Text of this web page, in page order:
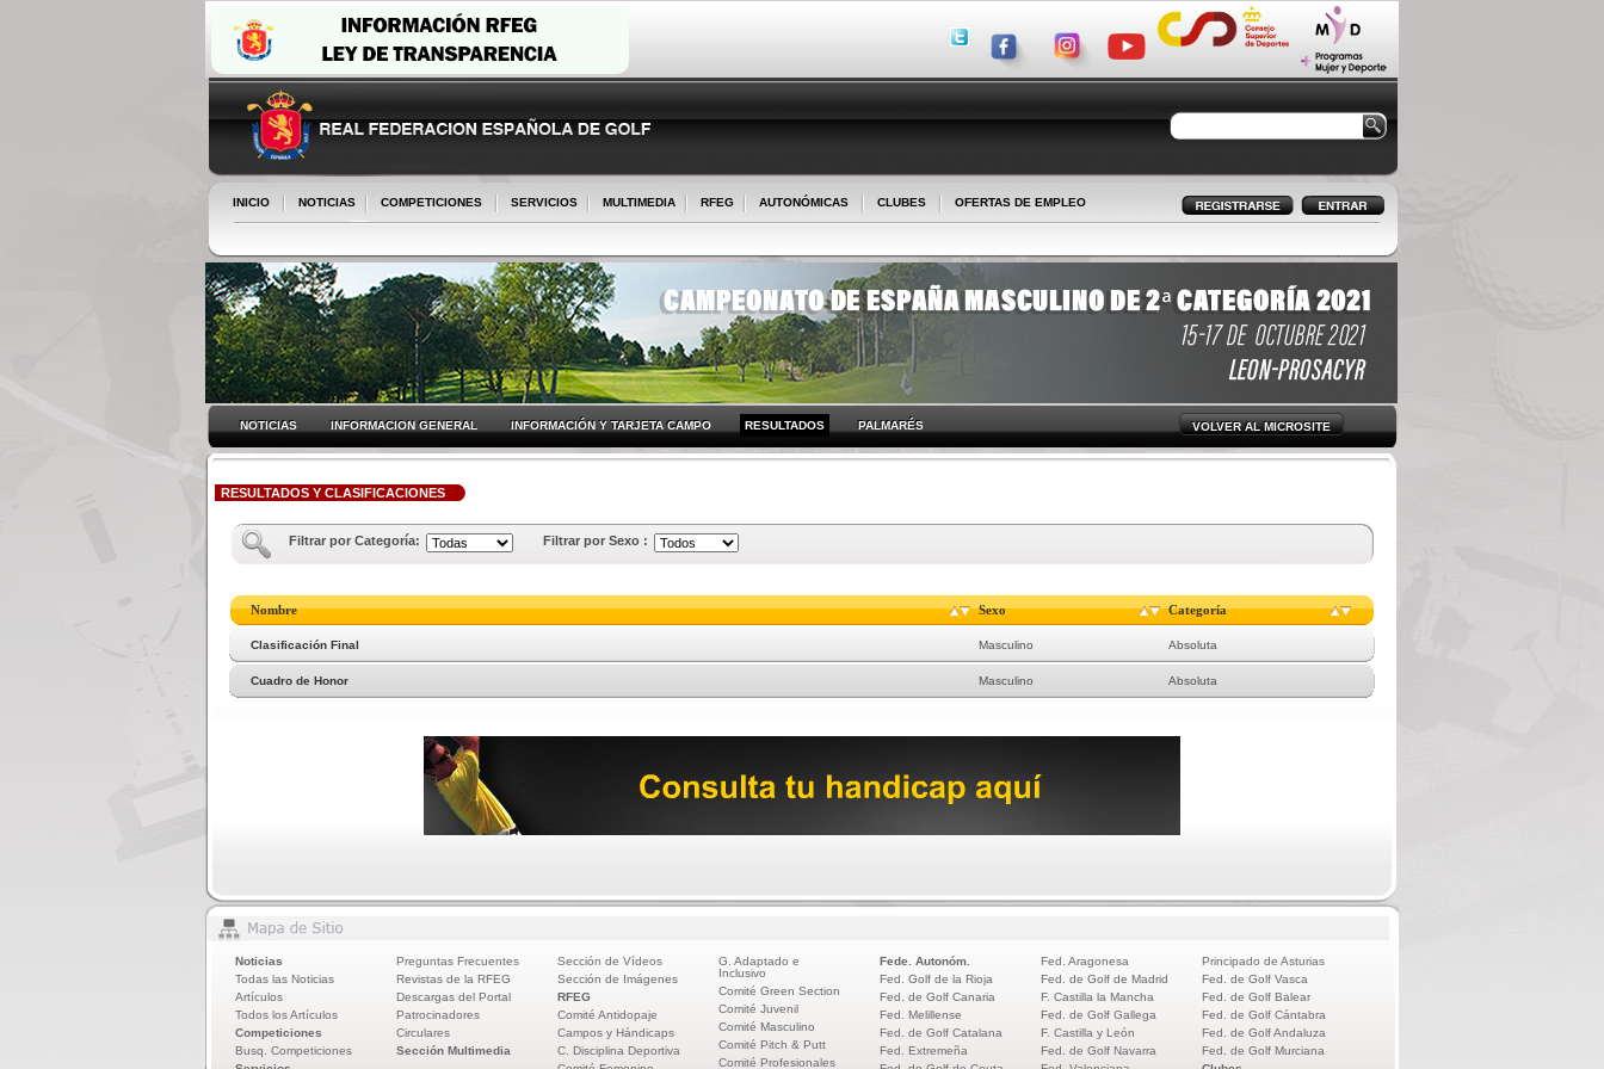
INICIO NOTICIAS COMPETICIONES SERVICIOS MULTIMEDIA RFEG AUTONÓMICAS CLUBES OFERTAS DE EMPLEO
NOTICIAS INFORMACION GENERAL INFORMACIÓN Y TARJETA CAMPO RESULTADOS PALMARÉS VOLVER AL MICROSITE
RESULTADOS Y CLASIFICACIONES
Filtrar por Categoría: Filtrar por Sexo :
Nombre Sexo Categoría
Clasificación Final Masculino Absoluta
Cuadro de Honor Masculino Absoluta
Noticias
Todas las Noticias
Artículos
Todos los Artículos
Competiciones
Busq. Competiciones
Preguntas Frecuentes
Revistas de la RFEG
Descargas del Portal
Patrocinadores
Circulares
Sección Multimedia
Sección de Vídeos
Sección de Imágenes
RFEG
Comité Antidopaje
Campos y Hándicaps
C. Disciplina Deportiva
G. Adaptado e
Inclusivo
Comité Green Section
Comité Juvenil
Comité Masculino
Comité Pitch & Putt
Comité Profesionales
Fede. Autonóm.
Fed. Golf de la Rioja
Fed. de Golf Canaria
Fed. Melillense
Fed. de Golf Catalana
Fed. Extremeña
Fed. Aragonesa
Fed. de Golf de Madrid
F. Castilla la Mancha
Fed. de Golf Gallega
F. Castilla y León
Fed. de Golf Navarra
Principado de Asturias
Fed. de Golf Vasca
Fed. de Golf Balear
Fed. de Golf Cántabra
Fed. de Golf Andaluza
Fed. de Golf Murciana